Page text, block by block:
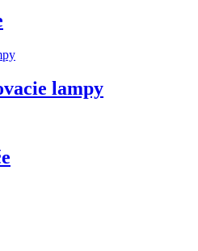
lampy